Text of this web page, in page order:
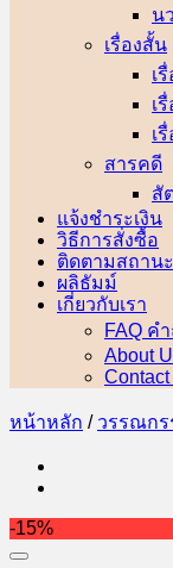
น
เรื่องสั้น
เ
เ
เ
สารคดี
สั
แจ้งชำระเงิน
วิธีการสั่งซื้อ
ติดตามสถาน
ผลิธัมม์
เกี่ยวกับเรา
FAQ ค
About
หน้าหลัก / วรรณกร
-15%